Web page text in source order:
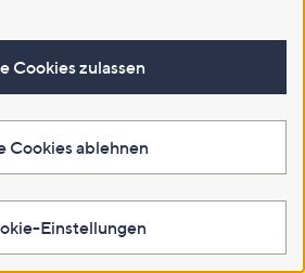
Cookies zulassen
Cookies ablehnen
Einstellungen